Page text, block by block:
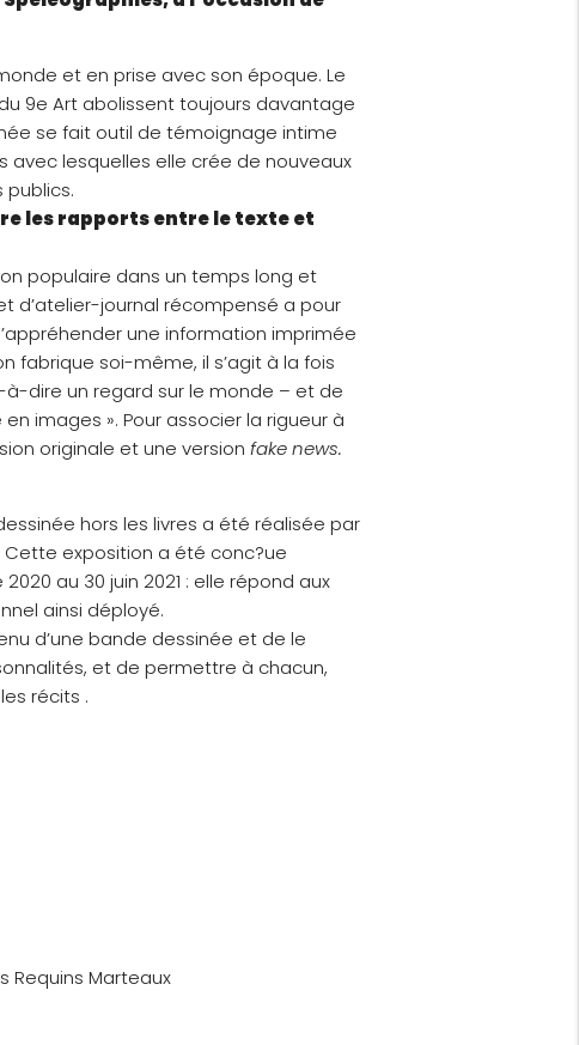
et en prise avec son époque. Le
9e Art abolissent toujours davantage
se fait outil de témoignage intime
avec lesquelles elle crée de nouveaux
les rapports entre le texte et
populaire dans un temps long et
d’atelier-journal récompensé a pour
une information imprimée
fabrique soi-même, il s’agit à la fois
dire un regard sur le monde – et de
images ». Pour associer la rigueur à
originale et une versionfake news.
hors les livres a été réalisée par
Cette exposition a été conc?ue
au 30 juin 2021 : elle répond aux
ainsi déployé.
d’une bande dessinée et de le
et de permettre à chacun,
récits .
Requins Marteaux